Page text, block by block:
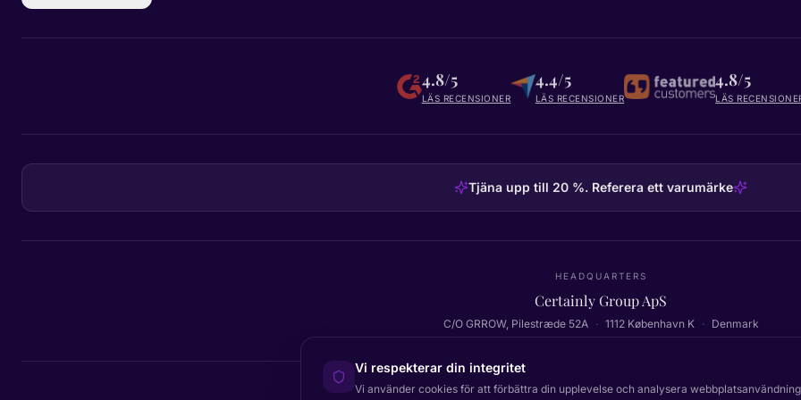
4.8/5
LÄS RECENSIONER
4.4/5
LÄS RECENSIONER
4.8/5
LÄS
Tjäna upp till 20 %. Referera ett varumärke
HEADQUARTERS
Certainly Group ApS
C/O GRROW, Pilestræde 52A · 1112 København K · Denmark
Tillbaka till toppen
Vi respekterar din integritet
Vi använder cookies för att förbättra din upplevelse och analysera